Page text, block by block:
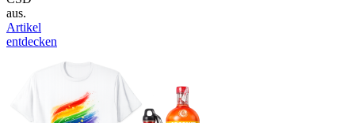
aus.
Artikel
entdecken